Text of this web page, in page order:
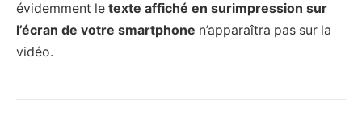
évidemment le texte affiché en surimpression sur
l’écran de votre smartphone n’apparaîtra pas sur la
vidéo.